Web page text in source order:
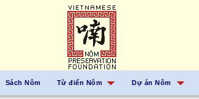
Sách Nôm Từ điển Nôm Dự án Nôm